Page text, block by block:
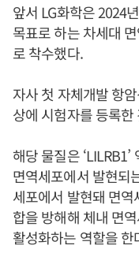
앞서 LG화학은 2024
목표로 하는 차세대
로 착수했다.
자사 첫 자체개발 항
상에 시험자를 등록한
해당 물질은
면역세포에서 발현되
세포에서 발현돼 면
합을 방해해 체내 면
활성화하는 역할을 한